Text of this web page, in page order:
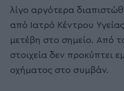
λίγο αργότερα
από Ιατρό Κέντρου
μετέβη στο σημείο. Από
στοιχεία δεν προκύπτει
οχήματος στο συμβάν.